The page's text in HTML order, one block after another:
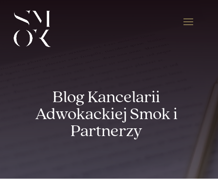
Blog Kancelarii
Adwokackiej Smok i
Partnerzy